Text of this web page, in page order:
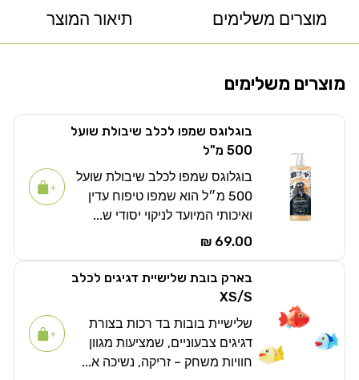
מוצרים משלימים תיאור המוצר
מוצרים משלימים
בוגלוגס שמפו לכלב שיבולת שועל
500 מ"ל
בוגלוגס שמפו לכלב שיבולת שועל
500 מ״ל הוא שמפו טיפוח עדין
ואיכותי המיועד לניקוי יסודי ש...
69.00 ₪
בארק בובת שלישיית דגיגים לכלב
XS/S
שלישיית בובות בד רכות בצורת
דגיגים צבעוניים, שמציעות מגוון
חוויות משחק – זריקה, נשיכה א...